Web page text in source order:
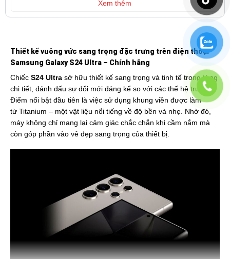
Thiết kế vuông vức sang trọng đặc trưng trên điện thoại
Samsung Galaxy S24 Ultra – Chính hãng
Chiếc S24 Ultrasở hữu thiết kế sang trọng và tinh tế trong từng
chi tiết, đánh dấu sự đổi mới đáng kể so với các thế hệ trước.
Điểm nổi bật đầu tiên là việc sử dụng khung viền được làm
từ Titanium – một vật liệu nổi tiếng về độ bền và nhẹ. Nhờ đó,
máy không chỉ mang lại cảm giác chắc chắn khi cầm nắm mà
còn góp phần vào vẻ đẹp sang trọng của thiết bị.
Xem thêm